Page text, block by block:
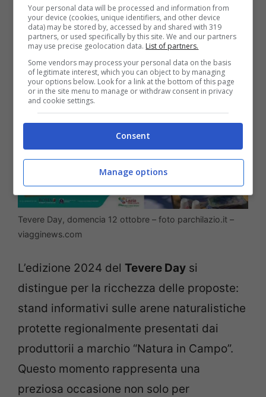
immergersi completamente nelle bellezze
naturalistiche offerte dal fiume simbolo
della Capitale.
Tevere Day, domencia 12 ottobre – foto parchilazio.it –
viagginews.com
L’edizione 2024 del Tevere Day si
distingue per la ricchezza delle proposte:
stand informativi sulle arene naturalistiche
protette regionalmente presentati dai
produttorii a marchio “Natura in Campo”.
Questo momento rappresenta una
preziosa occasione non solo per
Your personal data will be processed and information from
your device (cookies, unique identifiers, and other device
data) may be stored by, accessed by and shared with 319
partners, or used specifically by this site. We and our partners
may use precise geolocation data. List of partners.
Some vendors may process your personal data on the basis
of legitimate interest, which you can object to by managing
your options below. Look for a link at the bottom of this page
or in the site menu to manage or withdraw consent in privacy
and cookie settings.
Consent
Manage options